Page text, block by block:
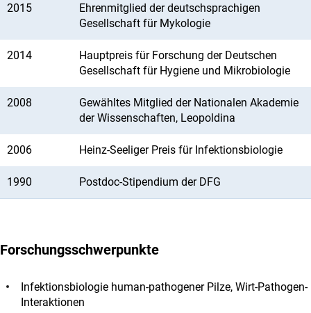
2015
Ehrenmitglied der deutschsprachigen
Gesellschaft für Mykologie
2014
Hauptpreis für Forschung der Deutschen
Gesellschaft für Hygiene und Mikrobiologie
2008
Gewähltes Mitglied der Nationalen Akademie
der Wissenschaften, Leopoldina
2006 Heinz-Seeliger Preis für Infektionsbiologie
1990 Postdoc-Stipendium der DFG
Forschungsschwerpunkte
Infektionsbiologie human-pathogener Pilze, Wirt-Pathogen-
Interaktionen